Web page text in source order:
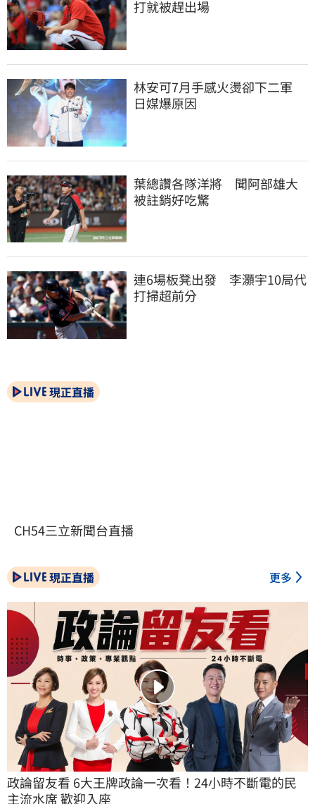
打就被趕出場
林安可7月手感火燙卻下二軍
日媒爆原因
葉總讚各隊洋將　聞阿部雄大
被註銷好吃驚
連6場板凳出發　李灝宇10局代
打掃超前分
現正直播
CH54三立新聞台直播
現正直播 更多
政論留友看 6大王牌政論一次看！24小時不斷電的民
主流水席 歡迎入座